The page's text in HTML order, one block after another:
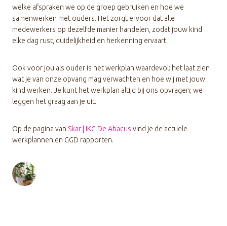
welke afspraken we op de groep gebruiken en hoe we
samenwerken met ouders. Het zorgt ervoor dat alle
medewerkers op dezelfde manier handelen, zodat jouw kind
elke dag rust, duidelijkheid en herkenning ervaart.
Ook voor jou als ouder is het werkplan waardevol: het laat zien
wat je van onze opvang mag verwachten en hoe wij met jouw
kind werken. Je kunt het werkplan altijd bij ons opvragen; we
leggen het graag aan je uit.
Op de pagina van Skar | IKC De Abacus vind je de actuele
werkplannen en GGD rapporten.